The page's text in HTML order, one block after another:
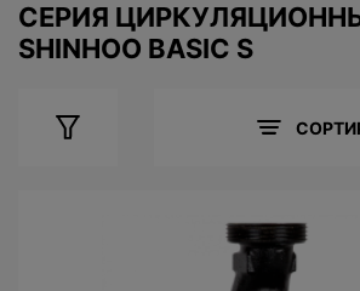
СЕРИЯ
SHINHOO BASIC S